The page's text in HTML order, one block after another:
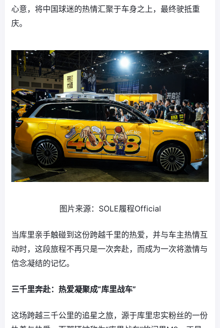
心意，将中国球迷的热情汇聚于车身之上，最终驶抵重
庆。
图片来源：SOLE履程Official
当库里亲手触碰到这份跨越千里的热爱，并与车主热情互
动时，这段旅程不再只是一次奔赴，而成为一次将激情与
信念凝结的记忆。
三千里奔赴：热爱凝聚成“库里战车”
这场跨越三千公里的追星之旅，源于库里忠实粉丝的一份